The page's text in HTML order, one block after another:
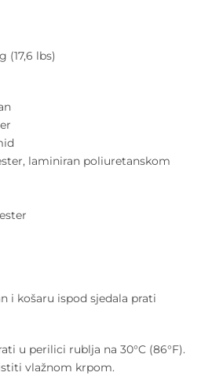
(17,6 lbs)
laminiran poliuretanskom
i košaru ispod sjedala prati
u perilici rublja na 30°C (86°F).
vlažnom krpom.